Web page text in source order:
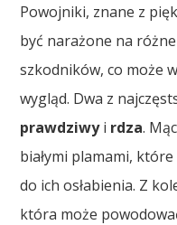
Powojniki, znane z
być narażone na
szkodników, co może
wygląd. Dwa z
prawdziwyi rdza.
białymi plamami,
do ich osłabienia. Z
która może